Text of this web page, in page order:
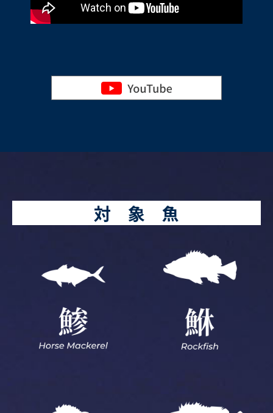
対 象 魚